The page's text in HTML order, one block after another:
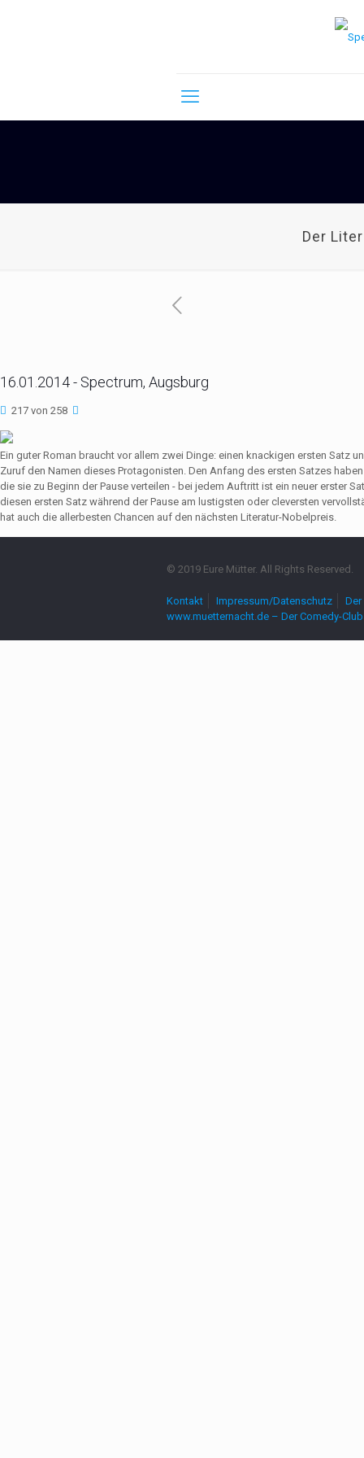
Der
16.01.2014 - Spectrum, Augsburg
217 von 258
Ein guter Roman braucht vor allem zwei Dinge: einen knackigen ersten Satz
Zuruf den Namen dieses Protagonisten. Den Anfang des ersten Satzes
die sie zu Beginn der Pause verteilen - bei jedem Auftritt ist ein neuer erster
diesen ersten Satz während der Pause am lustigsten oder cleversten
hat auch die allerbesten Chancen auf den nächsten Literatur-Nobelpreis.
© 2019 Eure Mütter. All Rights Reserved.
Kontakt Impressum/Datenschutz
www.muetternacht.de – Der Comedy-Club